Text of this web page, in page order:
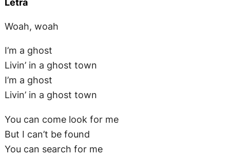
I’m a ghost
Livin’ in a ghost town
You can come look for me
But I can’t be found
You can search for me
I had to go underground
Then we all got locked down
Feel like a ghost
Living in a ghost town, yeah